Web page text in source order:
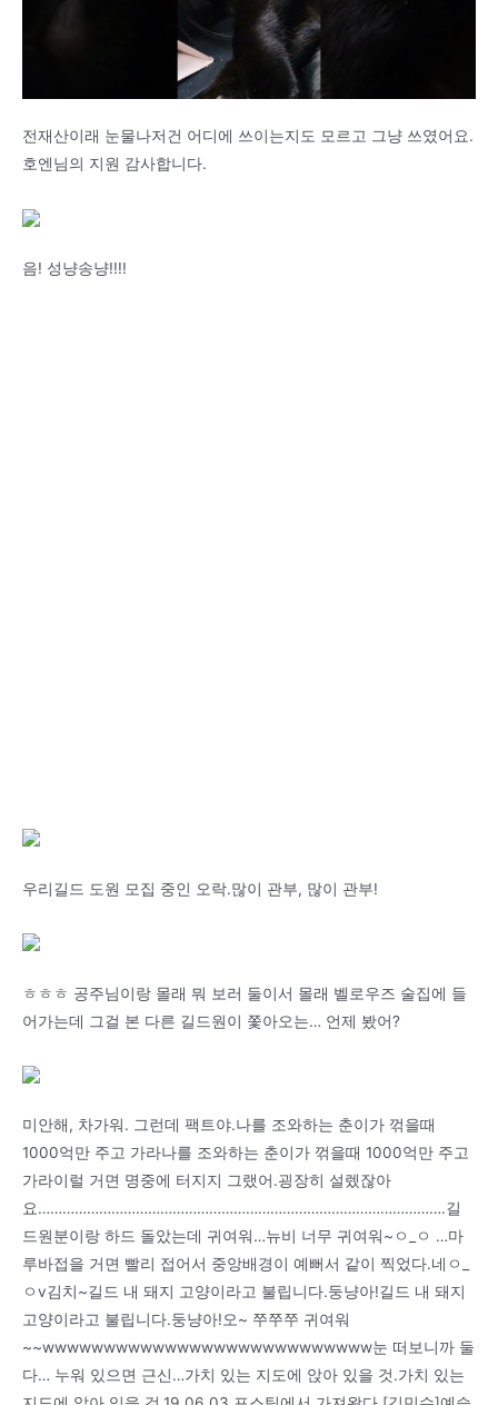
전재산이래 눈물나저건 어디에 쓰이는지도 모르고 그냥 쓰였어요.
호엔님의 지원 감사합니다.
음! 성냥송냥!!!!
우리길드 도원 모집 중인 오락.많이 관부, 많이 관부!
ㅎㅎㅎ 공주님이랑 몰래 뭐 보러 둘이서 몰래 벨로우즈 술집에 들
어가는데 그걸 본 다른 길드원이 쫓아오는… 언제 봤어?
미안해, 차가워. 그런데 팩트야.나를 조와하는 춘이가 꺾을때
1000억만 주고 가라나를 조와하는 춘이가 꺾을때 1000억만 주고
가라이럴 거면 명중에 터지지 그랬어.굉장히 설렜잖아
요……………………………………………………………………………………….길
드원분이랑 하드 돌았는데 귀여워…뉴비 너무 귀여워~ㅇ_ㅇ …마
루바접을 거면 빨리 접어서 중앙배경이 예뻐서 같이 찍었다.네ㅇ_
ㅇv김치~길드 내 돼지 고양이라고 불립니다.둥냥아!길드 내 돼지
고양이라고 불립니다.둥냥아!오~ 쭈쭈쭈 귀여워
~~wwwwwwwwwwwwwwwwwwwwwwwwwww눈 떠보니까 둘
다… 누워 있으면 근신…가치 있는 지도에 앉아 있을 것.가치 있는